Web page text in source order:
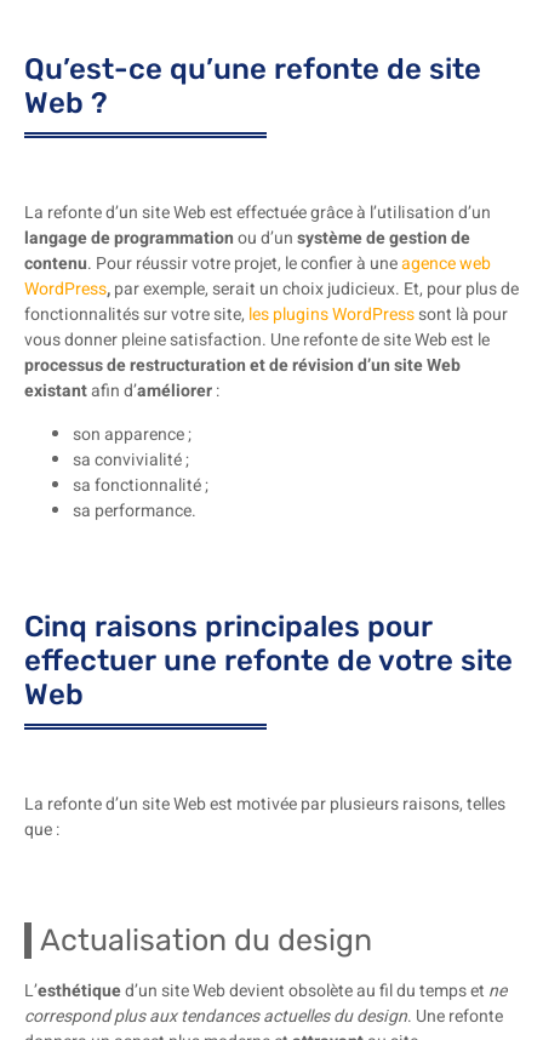
Qu’est-ce qu’une refonte de site
Web ?
La refonte d’un site Web est effectuée grâce à l’utilisation d’un
langage de programmationou d’unsystème de gestion de
contenu. Pour réussir votre projet, le confier à uneagence web
WordPress,par exemple, serait un choix judicieux. Et, pour plus de
fonctionnalités sur votre site, les plugins WordPresssont là pour
vous donner pleine satisfaction. Une refonte de site Web est le
processus de restructuration et de révision d’un site Web
existantafin d’améliorer:
son apparence ;
sa convivialité ;
sa fonctionnalité ;
sa performance.
Cinq raisons principales pour
effectuer une refonte de votre site
Web
La refonte d’un site Web est motivée par plusieurs raisons, telles
que :
Actualisation du design
L’esthétiqued’un site Web devient obsolète au fil du temps et ne
correspond plus aux tendances actuelles dudesign. Une refonte